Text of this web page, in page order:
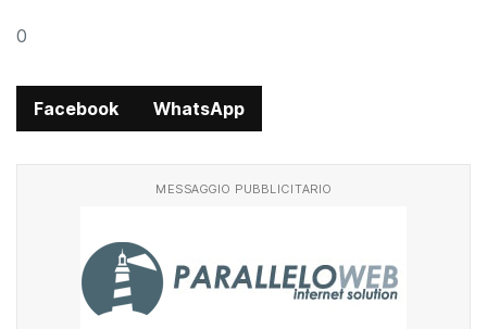
0
Facebook WhatsApp
MESSAGGIO PUBBLICITARIO